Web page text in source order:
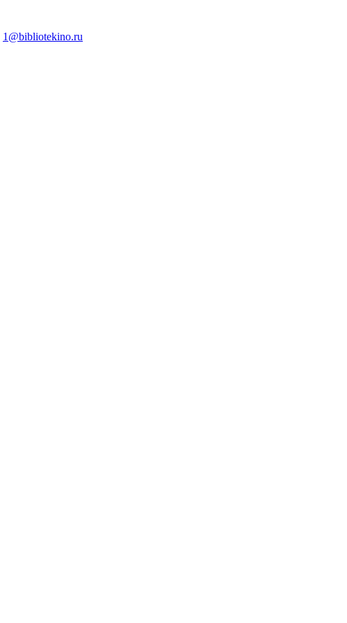
1@bibliotekino.ru